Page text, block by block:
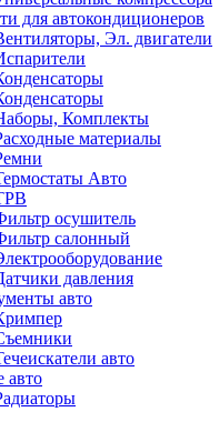
для автокондиционеров
Эл. двигатели
Комплекты
материалы
Авто
осушитель
салонный
давления
авто
авто
авто